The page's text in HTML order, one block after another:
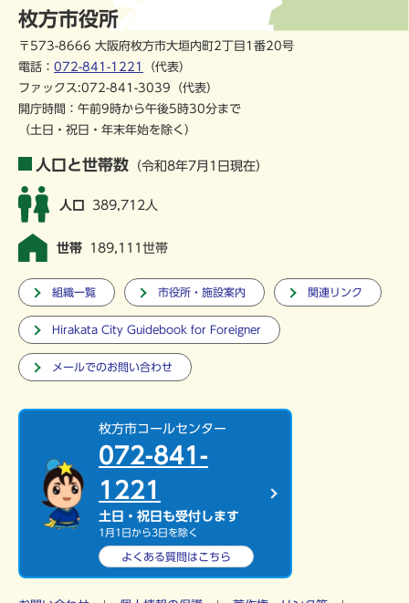
枚方市役所
〒573-8666 大阪府枚方市大垣内町2丁目1番20号
電話： 072-841-1221
（代表）
ファックス:072-841-3039（代表）
開庁時間：午前9時から午後5時30分まで
（土日・祝日・年末年始を除く）
人口と世帯数 （令和8年7月1日現在）
人口 389,712人
世帯 189,111世帯
組織一覧 市役所・施設案内 関連リンク
Hirakata City Guidebook for Foreigner
メールでのお問い合わせ
枚方市コールセンター
072-841-
1221
土日・祝日も受付します
1月1日から3日を除く
よくある質問はこちら